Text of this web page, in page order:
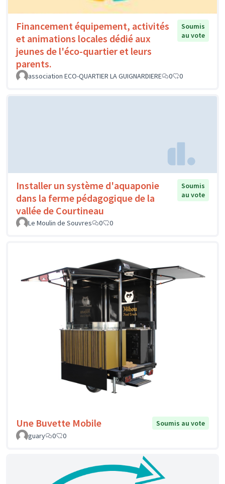
Financement équipement, activités
et animations locales dédié aux
jeunes de l'éco-quartier et leurs
parents.
Soumis
au vote
association ECO-QUARTIER LA GUIGNARDIERE 0 0
Installer un système d'aquaponie
dans la ferme pédagogique de la
vallée de Courtineau
Soumis
au vote
Le Moulin de Souvres 0 0
Une Buvette Mobile
Soumis au vote
guary
0 0